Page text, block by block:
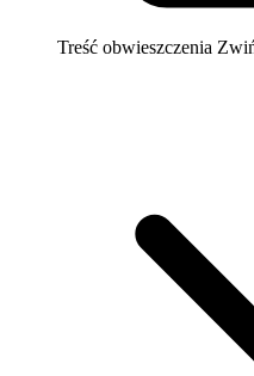
Treść obwieszczenia